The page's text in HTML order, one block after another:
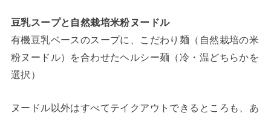
豆乳スープと自然栽培米粉ヌードル
有機豆乳ベースのスープに、こだわり麺（自然栽培の米
粉ヌードル）を合わせたヘルシー麺（冷・温どちらかを
選択）
ヌードル以外はすべてテイクアウトできるところも、あ